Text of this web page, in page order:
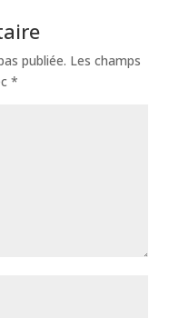
publiée. Les champs
*